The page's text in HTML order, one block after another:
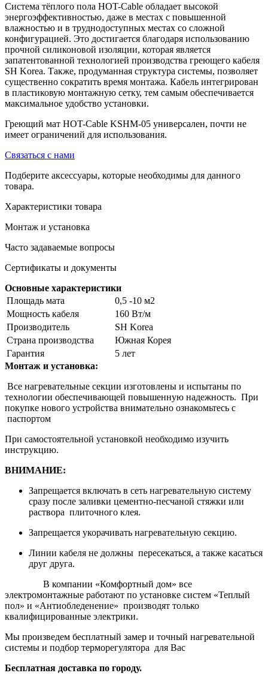
Система тёплого пола HOT-Cable обладает высокой
энергоэффективностью, даже в местах с повышенной
влажностью и в труднодоступных местах со сложной
конфигурацией. Это достигается благодаря использованию
прочной силиконовой изоляции, которая является
запатентованной технологией производства греющего кабеля
SH Korea. Также, продуманная структура системы, позволяет
существенно сократить время монтажа. Кабель интегрирован
в пластиковую монтажную сетку, тем самым обеспечивается
максимальное удобство установки.
Греющий мат HOT-Cable KSHM-05 универсален, почти не
имеет ограничений для использования.
Связаться с нами
Подберите аксессуары, которые необходимы для данного
товара.
Характеристики товара
Монтаж и установка
Часто задаваемые вопросы
Сертификаты и документы
Основные характеристики
Площадь мата
0,5 -10 м2
Мощность кабеля
160 Вт/м
Производитель
SH Korea
Страна производства
Южная Корея
Гарантия
5 лет
Монтаж и установка:
Все нагревательные секции изготовлены и испытаны по
технологии обеспечивающей повышенную надежность. При
покупке нового устройства внимательно ознакомьтесь с
паспортом
При самостоятельной установкой необходимо изучить
инструкцию.
ВНИМАНИЕ:
Запрещается включать в сеть нагревательную систему
сразу после заливки цементно-песчаной стяжки или
раствора плиточного клея.
Запрещается укорачивать нагревательную секцию.
Линии кабеля не должны пересекаться, а также касаться
друг друга.
В компании «Комфортный дом» все
электромонтажные работают по установке систем «Теплый
пол» и «Антиобледенение» производят только
квалифицированные электрики.
Мы произведем бесплатный замер и точный нагревательной
системы и подбор терморегулятора для Вас
Бесплатная доставка по городу.